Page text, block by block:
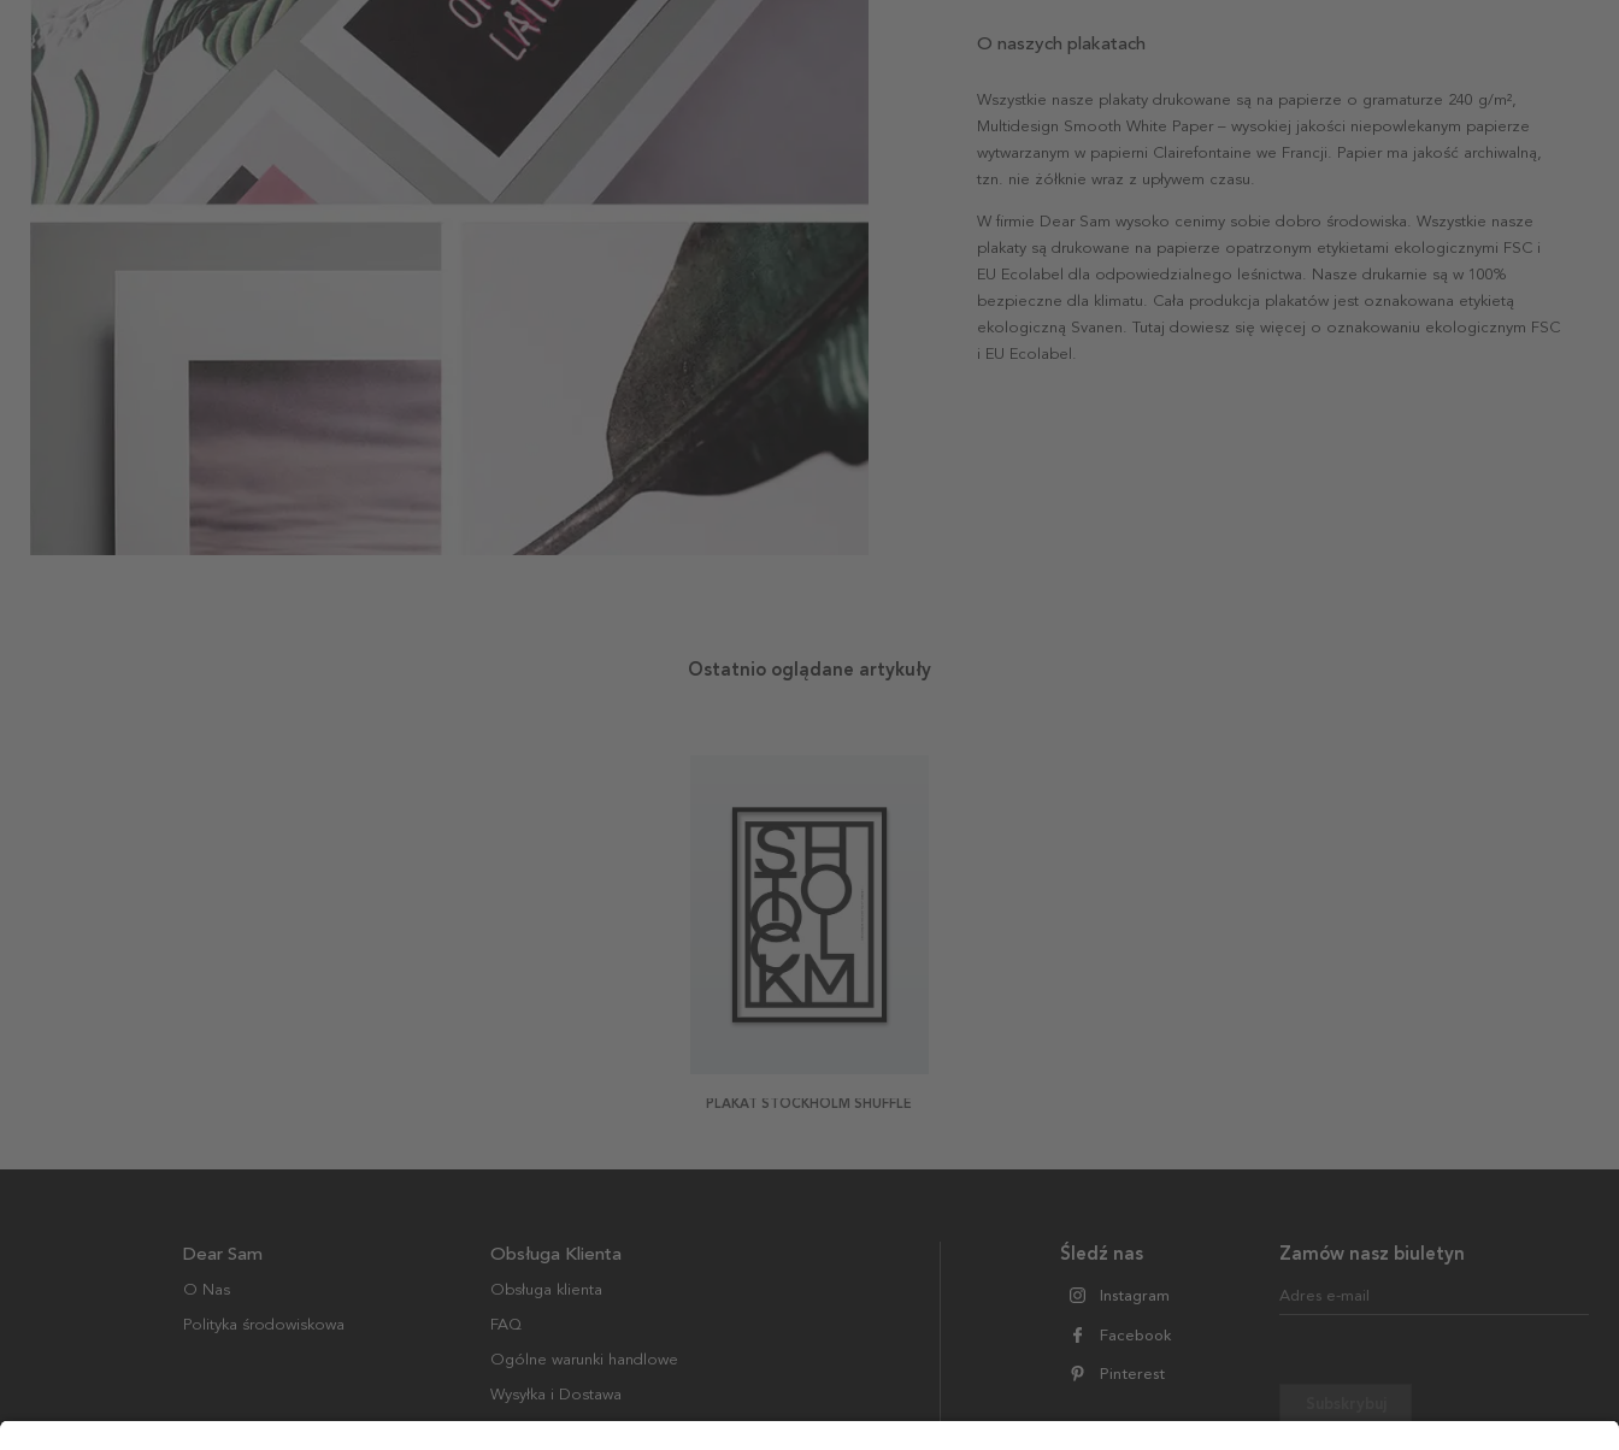
O naszych plakatach
Wszystkie nasze plakaty drukowane są na papierze o gramaturze 240 g/m²,
Multidesign Smooth White Paper – wysokiej jakości niepowlekanym papierze
wytwarzanym w papierni Clairefontaine we Francji. Papier ma jakość archiwalną,
tzn. nie żółknie wraz z upływem czasu.
W firmie Dear Sam wysoko cenimy sobie dobro środowiska. Wszystkie nasze
plakaty są drukowane na papierze opatrzonym etykietami ekologicznymi FSC i
EU Ecolabel dla odpowiedzialnego leśnictwa. Nasze drukarnie są w 100%
bezpieczne dla klimatu. Cała produkcja plakatów jest oznakowana etykietą
ekologiczną Svanen. Tutaj dowiesz się więcej o oznakowaniu ekologicznym FSC
i EU Ecolabel.
Ostatnio oglądane artykuły
PLAKAT STOCKHOLM SHUFFLE
Zamów nasz biuletyn
Adres e-mail
Śledź nas
Instagram
Facebook
Pinterest
Dear Sam
O Nas
Polityka środowiskowa
Obsługa Klienta
Obsługa klienta
FAQ
Ogólne warunki handlowe
Wysyłka i Dostawa